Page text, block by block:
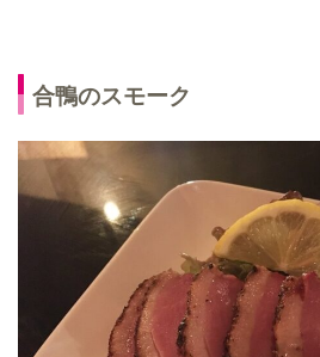
合鴨のスモーク